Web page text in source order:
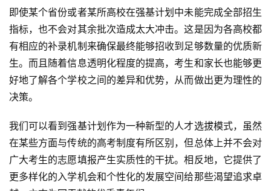
即使某个省份或者某所高校在强基计划中未能完成全部招生
指标，也不会对其余批次造成太大冲击。这是因为各高校都
有相应的补录机制来确保最终能够招收到足够数量的优质新
生。而且随着信息透明化程度的提高，考生和家长也能够更
好地了解各个学校之间的差异和优势，从而做出更为理性的
决策。
我们可以看到强基计划作为一种新型的人才选拔模式，虽然
在某些方面与传统的高考制度有所区别，但总体上并不会对
广大考生的志愿填报产生实质性的干扰。相反地，它提供了
更多样化的入学机会和个性化的发展空间给那些渴望追求卓